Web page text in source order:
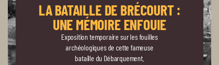
LA BATAILLE DE BRÉCOURT :
UNE MÉMOIRE ENFOUIE
Exposition temporaire sur les fouilles
archéologiques de cette fameuse
bataille du Débarquement.